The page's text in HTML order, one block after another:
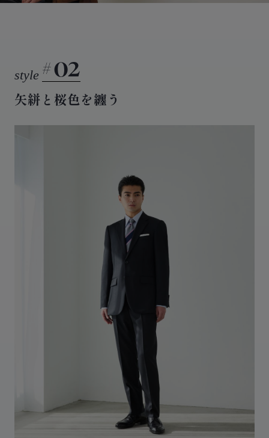
02
矢絣と桜色を纏う